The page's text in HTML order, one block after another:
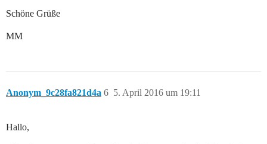
Schöne Grüße
MM
Anonym_9c28fa821d4a 5. April 2016 um 19:11
6
Hallo,